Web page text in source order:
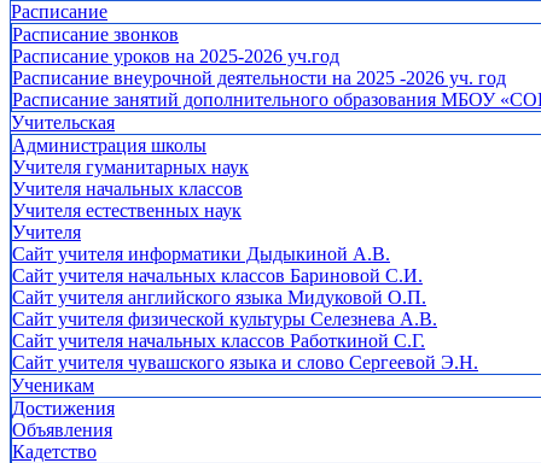
Расписание
Расписание звонков
Расписание уроков на 2025-2026 уч.год
Расписание внеурочной деятельности на 2025 -2026 уч. год
Расписание занятий дополнительного образования МБОУ
Учительская
Администрация школы
Учителя гуманитарных наук
Учителя начальных классов
Учителя естественных наук
Учителя
Cайт учителя информатики Дыдыкиной А.В.
Сайт учителя начальных классов Бариновой С.И.
Сайт учителя английского языка Мидуковой О.П.
Сайт учителя физической культуры Селезнева А.В.
Сайт учителя начальных классов Работкиной С.Г.
Сайт учителя чувашского языка и слово Сергеевой Э.Н.
Ученикам
Достижения
Объявления
Кадетство